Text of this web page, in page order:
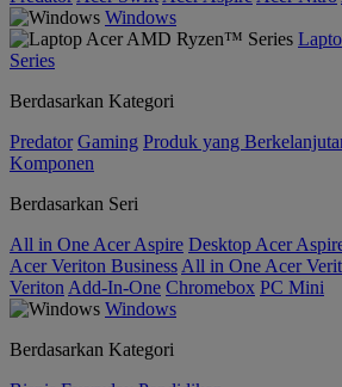
Windows
Series
Berdasarkan Kategori
Predator Gaming Produk yang
Komponen
Berdasarkan Seri
All in One Acer Aspire Desktop Acer
Acer Veriton Business All in One Acer
Veriton Add-In-One Chromebox PC Mini
Windows
Berdasarkan Kategori